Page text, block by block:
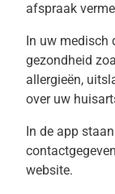
afspraak
In uw medisch
gezondheid
allergieën,
over uw
In de app
website.